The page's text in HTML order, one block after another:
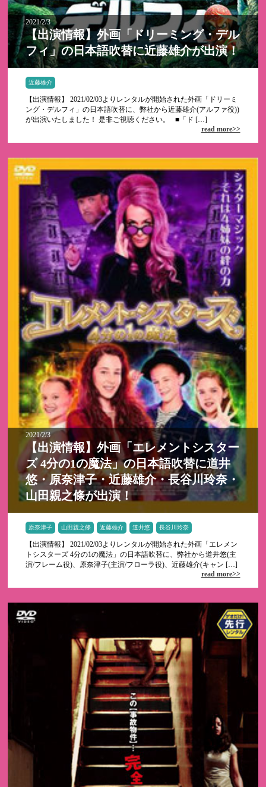
2021/2/3
【出演情報】外画「ドリーミング・デル
フィ」の日本語吹替に近藤雄介が出演！
近藤雄介
【出演情報】 2021/02/03よりレンタルが開始された外画「ドリーミ
ング・デルフィ」の日本語吹替に、弊社から近藤雄介(アルファ役))
が出演いたしました！ 是非ご視聴ください。 ■「ド […]
read more>>
2021/2/3
【出演情報】外画「エレメントシスター
ズ 4分の1の魔法」の日本語吹替に道井
悠・原奈津子・近藤雄介・長谷川玲奈・
山田親之條が出演！
原奈津子 山田親之條 近藤雄介 道井悠 長谷川玲奈
【出演情報】 2021/02/03よりレンタルが開始された外画「エレメン
トシスターズ 4分の1の魔法」の日本語吹替に、弊社から道井悠(主
演/フレーム役)、原奈津子(主演/フローラ役)、近藤雄介(キャン […]
read more>>